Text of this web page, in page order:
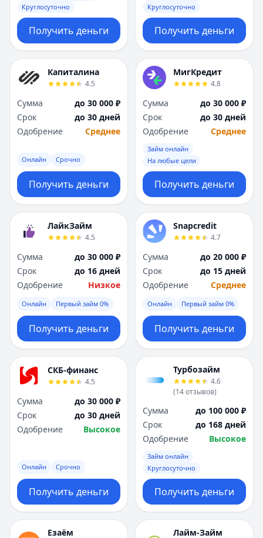
Круглосуточно
Получить деньги
Круглосуточно
Получить деньги
Капиталина
4.5
Сумма
до 30 000 ₽
Срок
до 30 дней
Одобрение
Среднее
Онлайн Срочно
Получить деньги
МигКредит
4.8
Сумма
до 30 000 ₽
Срок
до 30 дней
Одобрение
Среднее
Займ онлайн
На любые цели
Получить деньги
ЛайкЗайм
4.5
Сумма
до 30 000 ₽
Срок
до 16 дней
Одобрение
Низкое
Онлайн Первый займ 0%
Получить деньги
Snapcredit
4.7
Сумма
до 20 000 ₽
Срок
до 15 дней
Одобрение
Среднее
Онлайн Первый займ 0%
Получить деньги
СКБ-финанс
4.5
Сумма
до 30 000 ₽
Срок
до 30 дней
Одобрение
Высокое
Онлайн Срочно
Получить деньги
Турбозайм
4.6
(14отзывов)
Сумма
до 100 000 ₽
Срок
до 168 дней
Одобрение
Высокое
Займ онлайн
Круглосуточно
Получить деньги
Езаём Лайм-Займ